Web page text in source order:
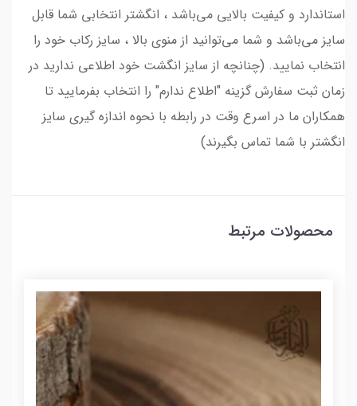
استاندارد و کیفیت بالایی می‌باشد ، انگشتر انتخابی شما قابل
سایز می‌باشد و شما می‌توانید از منوی بالا ، سایز رکاب خود را
انتخاب نمایید. (چنانچه از سایز انگشت خود اطلاعی ندارید در
زمان ثبت سفارش گزینه "اطلاع ندارم" را انتخاب بفرمایید تا
همکاران ما در اسرع وقت در رابطه با نحوه اندازه گیری سایز
انگشتر با شما تماس بگیرند)
محصولات مرتبط